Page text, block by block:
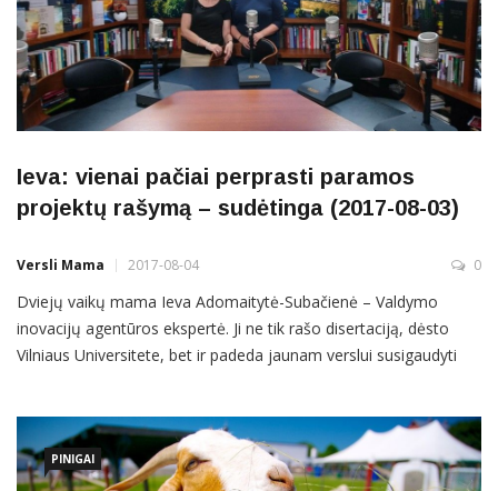
Ieva: vienai pačiai perprasti paramos
projektų rašymą – sudėtinga (2017-08-03)
Versli Mama 2017-08-04 0
Dviejų vaikų mama Ieva Adomaitytė-Subačienė – Valdymo
inovacijų agentūros ekspertė. Ji ne tik rašo disertaciją, dėsto
Vilniaus Universitete, bet ir padeda jaunam verslui susigaudyti
išseks jau 2020 metais? Ar apskritai gauti ES finansavimą
jaunamPINIGAI